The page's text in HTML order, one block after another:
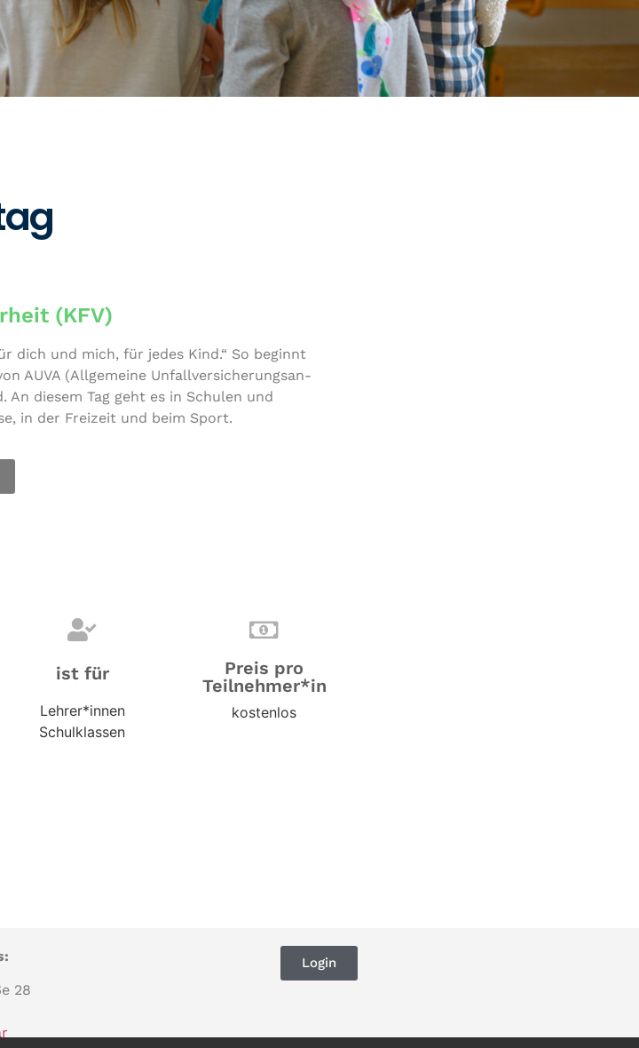
(KFV)
dich und mich, für jedes Kind.“ So beginnt
AUVA (All­ge­mei­ne Unfall­ver­si­che­rungs­an­
diesem Tag geht es in Schulen und
in der Freizeit und beim Sport.
ist für
Lehrer*innen
Schulklassen
Preis pro
Teilnehmer*in
kostenlos
28
Login